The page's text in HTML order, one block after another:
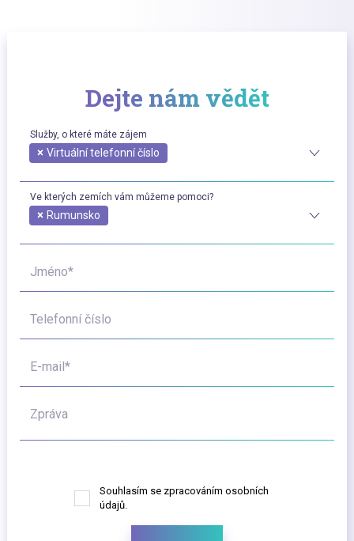
Dejte nám vědět
Služby, o které máte zájem
× Virtuální telefonní číslo
Ve kterých zemích vám můžeme pomoci?
× Rumunsko
Jméno*
Telefonní číslo
E-mail*
Zpráva
Souhlasím se zpracováním osobních
údajů.